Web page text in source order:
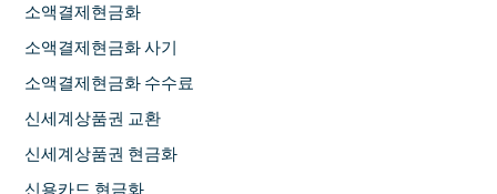
소액결제현금화
소액결제현금화 사기
소액결제현금화 수수료
신세계상품권 교환
신세계상품권 현금화
신용카드 현금화